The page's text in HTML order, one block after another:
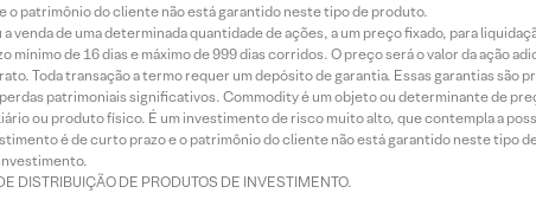
o patrimônio do cliente não está garantido neste tipo de produto.
de uma determinada quantidade de ações, a um preço fixado, para
de 16 dias e máximo de 999 dias corridos. O preço será o valor da ação
Toda transação a termo requer um depósito de garantia. Essas garantias são
patrimoniais significativos. Commodity é um objeto ou determinante de
ou produto físico. É um investimento de risco muito alto, que contempla a
é de curto prazo e o patrimônio do cliente não está garantido neste tipo
DISTRIBUIÇÃO DE PRODUTOS DE INVESTIMENTO.